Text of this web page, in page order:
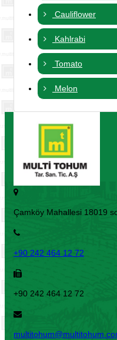
Cauliflower
Kahlrabi
Tomato
Melon
Çamköy Mahallesi 18019
+90 242 464 12 72
+90 242 464 12 72